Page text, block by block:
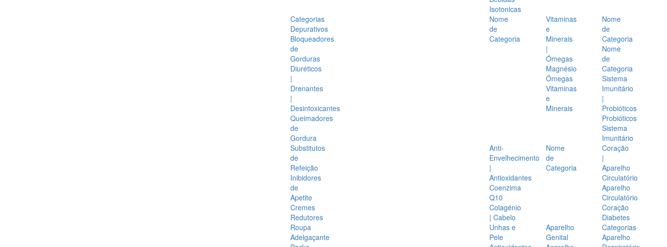
Isotonicas
Categorias
Depurativos
Bloqueadores
de
Gorduras
Diuréticos
|
Drenantes
|
Desintoxicantes
Queimadores
de
Gordura
Substitutos
de
Refeição
Inibidores
de
Apetite
Cremes
Redutores
Roupa
Adelgaçante
Nome
de
Categoria
Vitaminas
e
Minerais
|
Ómegas
Magnésio
Ómegas
Vitaminas
e
Minerais
Nome
de
Categoria
Nome
de
Categoria
Sistema
Imunitário
|
Probióticos
Probióticos
Sistema
Imunitário
Anti-
Envelhecimento
|
Antioxidantes
Coenzima
Q10
Colagénio
| Cabelo
Unhas e
Pele
Nome
de
Categoria
Coração
|
Aparelho
Circulatório
Aparelho
Circulatório
Coração
Diabetes
Aparelho
Genital
Categorias
Aparelho